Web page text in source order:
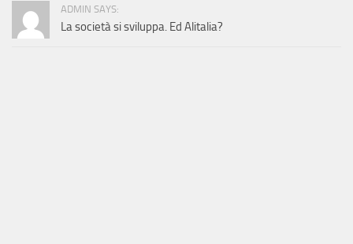
ADMIN SAYS:
La società si sviluppa. Ed Alitalia?